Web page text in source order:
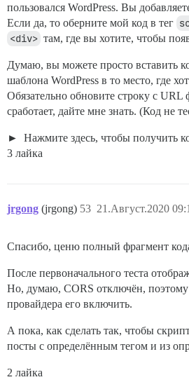
пользовался WordPress. Вы
Если да, то оберните мой код в тег
<div> там, где вы хотите, чтобы
Думаю, вы можете просто вставить
шаблона WordPress в то место, где
Обязательно обновите строку с URL
сработает, дайте мне знать. (Код не
Нажмите здесь, чтобы получить
3 лайка
jrgong (jrgong) 21.Август.2020
53
Спасибо, ценю полный фрагмент
После первоначального теста
Но, думаю, CORS отключён,
провайдера его включить.
А пока, как сделать так, чтобы
посты с определённым тегом и из
2 лайка